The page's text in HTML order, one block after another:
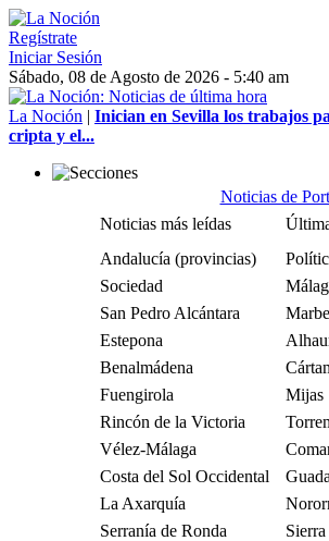
Regístrate
Iniciar Sesión
Sábado, 08 de Agosto de 2026 - 5:40 am
La Noción | Inician en Sevilla los trabajos
cripta y el...
Noticias de
Noticias más leídas
Andalucía (provincias)
Sociedad
San Pedro Alcántara
Estepona
Benalmádena
Fuengirola
Mijas
Rincón de la Victoria
Vélez-Málaga
Costa del Sol Occidental
La Axarquía
Serranía de Ronda